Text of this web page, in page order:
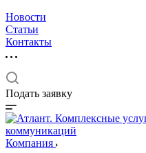
Новости
Статьи
Контакты
Подать заявку
Компания